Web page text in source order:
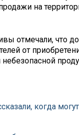
на
отмечали, что
от
когда